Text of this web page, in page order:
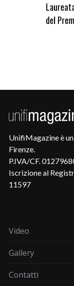
Laureata
del Premio
UnifiMagazine è
Firenze.
P.IVA/CF.
Iscrizione al
11597
Video
Gallery
Contatti